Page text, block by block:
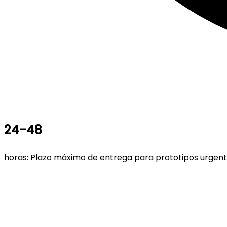
24-48
horas: Plazo máximo de entrega para prototipos